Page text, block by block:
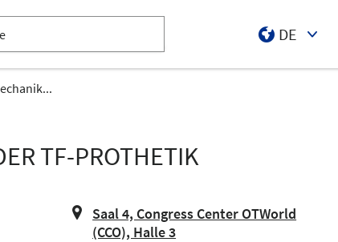
DE
TF-PROTHETIK
Saal 4, Congress Center OTWorld
(CCO), Halle 3